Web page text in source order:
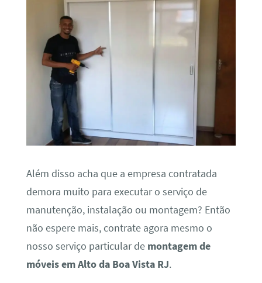
Além disso acha que a empresa contratada
demora muito para executar o serviço de
manutenção, instalação ou montagem? Então
não espere mais, contrate agora mesmo o
nosso serviço particular de montagem de
móveis em Alto da Boa Vista RJ.